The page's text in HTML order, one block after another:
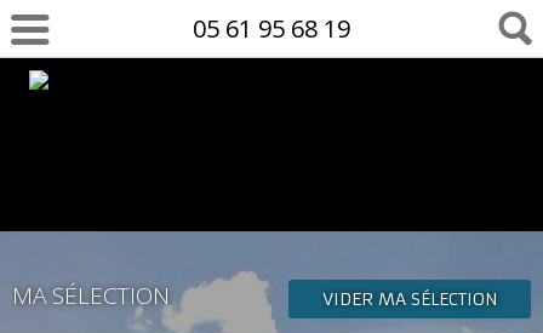
05 61 95 68 19
MA SÉLECTION VIDER MA SÉLECTION